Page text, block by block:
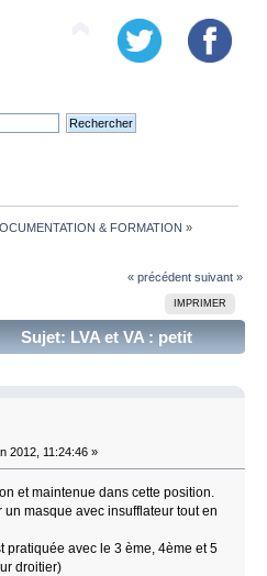
& FORMATION »
« précédent suivant »
IMPRIMER
Sujet: LVA et VA : petit
2012, 11:24:46 »
et maintenue dans cette position.
masque avec insufflateur tout en
pratiquée avec le 3 ème, 4ème et 5
droitier)